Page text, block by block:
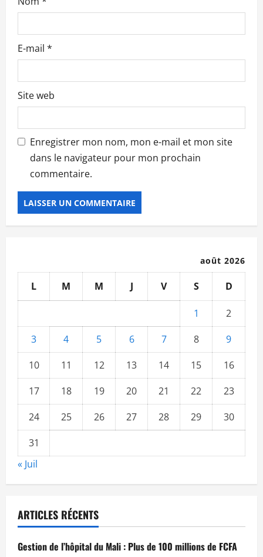
c
l
e
E-mail *
Site web
Enregistrer mon nom, mon e-mail et mon site
dans le navigateur pour mon prochain
commentaire.
août 2026
L M M J V S D
1
2
3
4 5 6 7 8
9
10
11 12 13 14 15
16
17
18 19 20 21 22
23
24
25 26 27 28 29
30
31
« Juil
ARTICLES RÉCENTS
Gestion de l’hôpital du Mali : Plus de 100 millions de FCFA